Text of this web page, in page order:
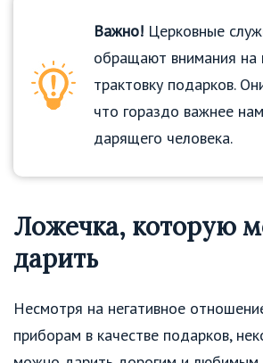
Важно! Церковные
обращают внимания на
трактовку подарков.
что гораздо важнее
дарящего человека.
Ложечка, которую
дарить
Несмотря на негативное
приборам в качестве подарков,